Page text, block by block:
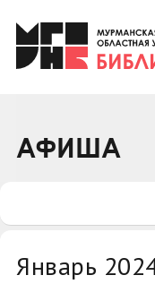
Клуб «Гиря
Клуб
Коллегам
АФИША
Январь